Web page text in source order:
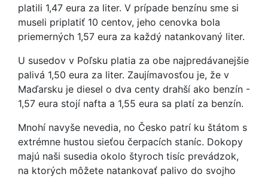
platili 1,47 eura za liter. V prípade benzínu sme si
museli priplatiť 10 centov, jeho cenovka bola
priemerných 1,57 eura za každý natankovaný liter.
U susedov v Poľsku platia za obe najpredávanejšie
palivá 1,50 eura za liter. Zaujímavosťou je, že v
Maďarsku je diesel o dva centy drahší ako benzín -
1,57 eura stojí nafta a 1,55 eura sa platí za benzín.
Mnohí navyše nevedia, no Česko patrí ku štátom s
extrémne hustou sieťou čerpacích staníc. Dokopy
majú naši susedia okolo štyroch tisíc prevádzok,
na ktorých môžete natankovať palivo do svojho